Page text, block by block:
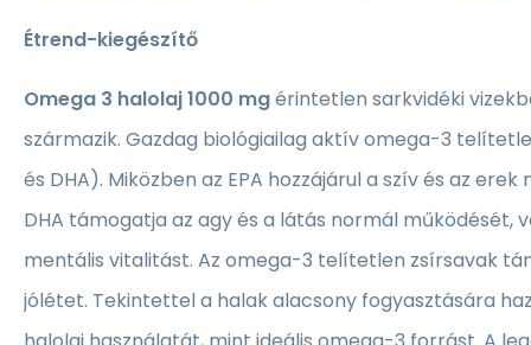
Étrend-kiegészítő
Omega 3 halolaj 1000 mgérintetlen sarkvidéki
származik. Gazdag biológiailag aktív omega-3
és DHA). Miközben az EPA hozzájárul a szív és az
DHA támogatja az agy és a látás normál működését,
mentális vitalitást. Az omega-3 telítetlen zsírsavak
jólétet. Tekintettel a halak alacsony fogyasztására